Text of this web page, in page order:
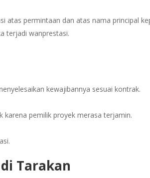
atas permintaan dan atas nama principal
terjadi wanprestasi.
kewajibannya sesuai kontrak.
pemilik proyek merasa terjamin.
Tarakan